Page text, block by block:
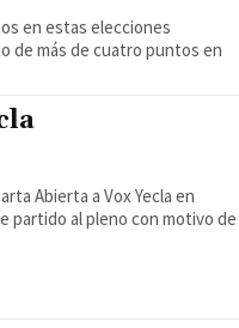
en estas elecciones
de más de cuatro puntos en
Abierta a Vox Yecla en
partido al pleno con motivo de